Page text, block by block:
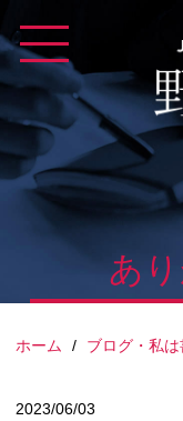
to
content
あ
ホーム / ブログ・私
2023/06/03